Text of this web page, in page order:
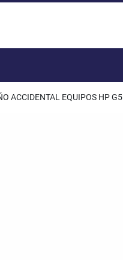
ACCIDENTAL EQUIPOS HP G5